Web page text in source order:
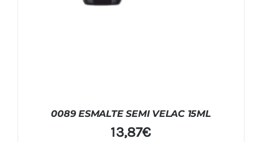
0089 ESMALTE SEMI VELAC 15ML
13,87€